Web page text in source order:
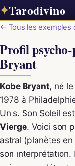
✦Tarodivino
← Tous les exemples
Profil
Bryant
Kobe Bryant, né
1978 à
Unis. Son Soleil
Vierge. Voici son
astral (planètes
son interprétation.